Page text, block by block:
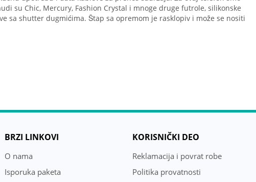
su Chic, Mercury, Fashion Crystal i mnoge druge futrole, silikonske
sa shutter dugmićima. Štap sa opremom je rasklopiv i može se nositi
BRZI LINKOVI
O nama
Isporuka paketa
KORISNIČKI DEO
Reklamacija i povrat robe
Politika provatnosti